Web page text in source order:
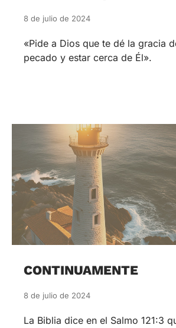
8 de julio de 2024
«Pide a Dios que te dé la gracia
pecado y estar cerca de Él».
CONTINUAMENTE
8 de julio de 2024
La Biblia dice en el Salmo 121:3